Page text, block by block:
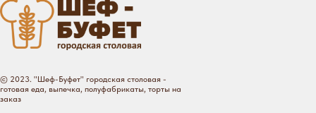
© 2023. "Шеф-Буфет" городская столовая -
готовая еда, выпечка, полуфабрикаты, торты на
заказ